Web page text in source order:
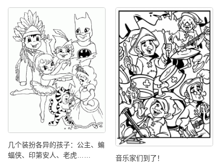
几个装扮各异的孩子：公主、蝙
蝠侠、印第安人、老虎……
音乐家们到了！